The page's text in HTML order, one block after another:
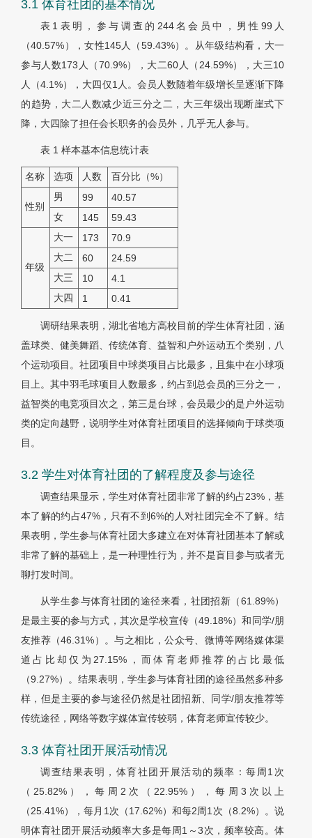
3.1 体育社团的基本情况
表1表明，参与调查的244名会员中，男性99人
（40.57%），女性145人（59.43%）。从年级结构看，大一
参与人数173人（70.9%），大二60人（24.59%），大三10
人（4.1%），大四仅1人。会员人数随着年级增长呈逐渐下降
的趋势，大二人数减少近三分之二，大三年级出现断崖式下
降，大四除了担任会长职务的会员外，几乎无人参与。
表 1 样本基本信息统计表
名称 选项 人数 百分比（%）
性别
男 99
40.57
女
145 59.43
年级
大一 173
70.9
大二
60
24.59
大三
10
4.1
大四
1 0.41
调研结果表明，湖北省地方高校目前的学生体育社团，涵
盖球类、健美舞蹈、传统体育、益智和户外运动五个类别，八
个运动项目。社团项目中球类项目占比最多，且集中在小球项
目上。其中羽毛球项目人数最多，约占到总会员的三分之一，
益智类的电竞项目次之，第三是台球，会员最少的是户外运动
类的定向越野，说明学生对体育社团项目的选择倾向于球类项
目。
3.2 学生对体育社团的了解程度及参与途径
调查结果显示，学生对体育社团非常了解的约占23%，基
本了解的约占47%，只有不到6%的人对社团完全不了解。结
果表明，学生参与体育社团大多建立在对体育社团基本了解或
非常了解的基础上，是一种理性行为，并不是盲目参与或者无
聊打发时间。
从学生参与体育社团的途径来看，社团招新（61.89%）
是最主要的参与方式，其次是学校宣传（49.18%）和同学/朋
友推荐（46.31%）。与之相比，公众号、微博等网络媒体渠
道占比却仅为27.15%，而体育老师推荐的占比最低
（9.27%）。结果表明，学生参与体育社团的途径虽然多种多
样，但是主要的参与途径仍然是社团招新、同学/朋友推荐等
传统途径，网络等数字媒体宣传较弱，体育老师宣传较少。
3.3 体育社团开展活动情况
调查结果表明，体育社团开展活动的频率：每周1次
（25.82%），每周2次（22.95%），每周3次以上
（25.41%），每月1次（17.62%）和每2周1次（8.2%）。说
明体育社团开展活动频率大多是每周1～3次，频率较高。体